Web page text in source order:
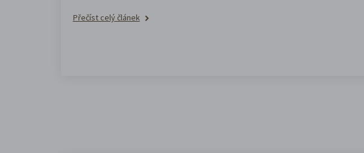
Přečíst celý článek